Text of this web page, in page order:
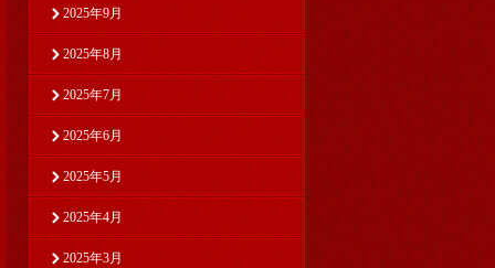
2025年9月
2025年8月
2025年7月
2025年6月
2025年5月
2025年4月
2025年3月